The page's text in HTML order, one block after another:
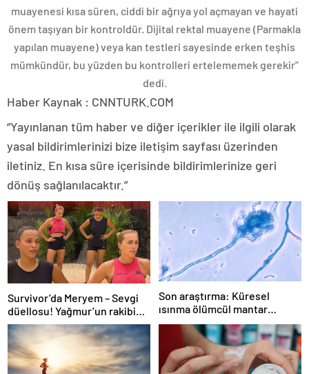
muayenesi kısa süren, ciddi bir ağrıya yol açmayan ve hayati
önem taşıyan bir kontroldür. Dijital rektal muayene (Parmakla
yapılan muayene) veya kan testleri sayesinde erken teşhis
mümkündür, bu yüzden bu kontrolleri ertelememek gerekir”
dedi.
Haber Kaynak : CNNTURK.COM
“Yayınlanan tüm haber ve diğer içerikler ile ilgili olarak
yasal bildirimlerinizi bize iletişim sayfası üzerinden
iletiniz. En kısa süre içerisinde bildirimlerinize geri
dönüş sağlanılacaktır.”
Survivor’da Meryem – Sevgi
düellosu! Yağmur’un rakibi
belli oldu
Son araştırma: Küresel
ısınma ölümcül mantar
hastalığını yayabilir